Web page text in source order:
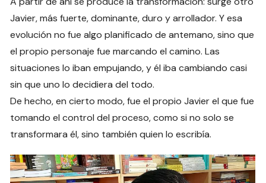
Javier, más fuerte, dominante, duro y arrollador. Y esa
evolución no fue algo planificado de antemano, sino que
el propio personaje fue marcando el camino. Las
situaciones lo iban empujando, y él iba cambiando casi
sin que uno lo decidiera del todo.
De hecho, en cierto modo, fue el propio Javier el que fue
tomando el control del proceso, como si no solo se
transformara él, sino también quien lo escribía.